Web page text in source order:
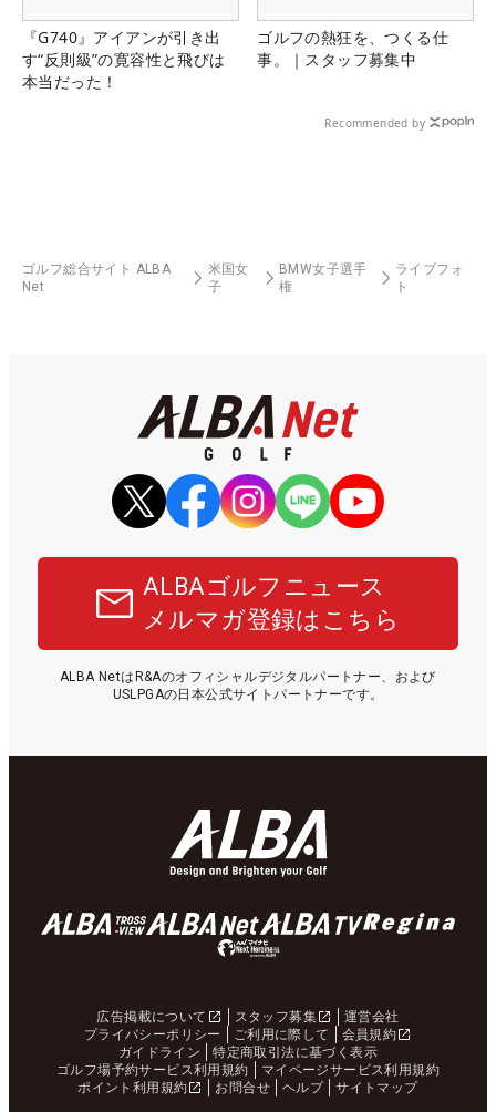
『G740』アイアンが引き出
す“反則級”の寛容性と飛びは
本当だった！
ゴルフの熱狂を、つくる仕
事。｜スタッフ募集中
Recommended by
ゴルフ総合サイト ALBA
Net
米国女
子
BMW女子選手
権
ライブフォ
ト
ALBAゴルフニュース
メルマガ登録はこちら
ALBA NetはR&Aのオフィシャルデジタルパートナー、および
USLPGAの日本公式サイトパートナーです。
広告掲載について スタッフ募集
運営会社
プライバシーポリシー
ご利用に際して
会員規約
ガイドライン
特定商取引法に基づく表示
ゴルフ場予約サービス利用規約
マイページサービス利用規約
ポイント利用規約
お問合せ ヘルプ サイトマップ